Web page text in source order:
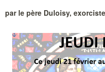
par le père Duloisy,